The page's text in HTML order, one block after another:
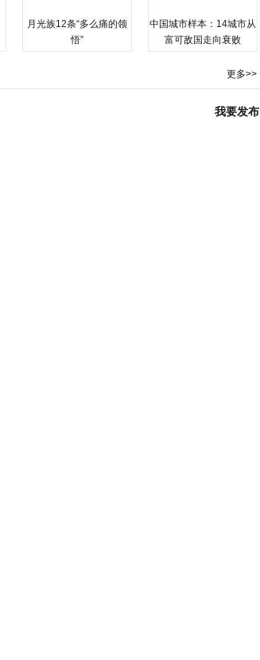
月光族12条“多么痛的领
悟”
中国城市样本：14城市从
富可敌国走向衰败
更多>>
我要发布